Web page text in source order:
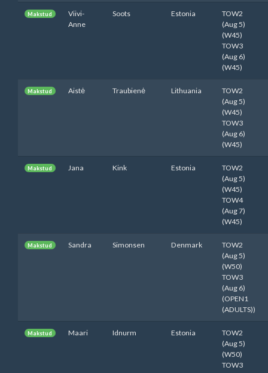
Makstud
Viivi-
Anne
Soots Estonia
TOW2
(Aug 5)
(W45)
TOW3
(Aug 6)
(W45)
Makstud Aistė Traubienė Lithuania
TOW2
(Aug 5)
(W45)
TOW3
(Aug 6)
(W45)
Makstud Jana Kink Estonia
TOW2
(Aug 5)
(W45)
TOW4
(Aug 7)
(W45)
Makstud Sandra Simonsen Denmark
TOW2
(Aug 5)
(W50)
TOW3
(Aug 6)
(OPEN1
(ADULTS))
Makstud Maari Idnurm Estonia
TOW2
(Aug 5)
(W50)
TOW3